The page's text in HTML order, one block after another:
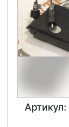
Артикул: